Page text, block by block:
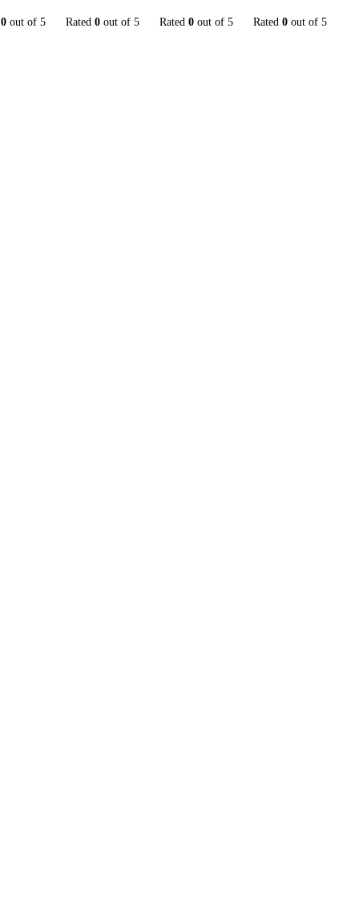
0 out of 5 Rated 0 out of 5 Rated 0 out of 5 Rated 0 out of 5